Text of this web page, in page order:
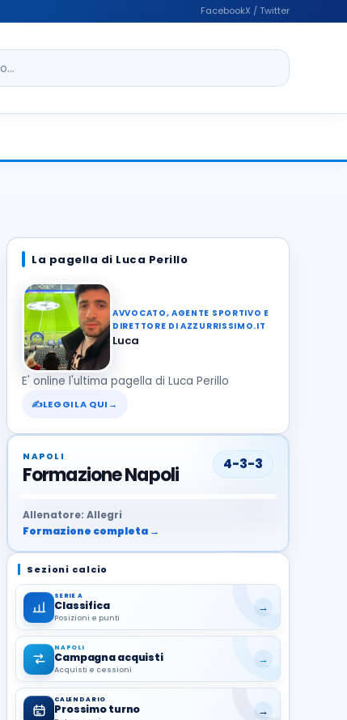
FacebookX / Twitter
La pagella di Luca Perillo
AVVOCATO, AGENTE SPORTIVO E
DIRETTORE DI AZZURRISSIMO.IT
Luca
E' online l'ultima pagella di Luca Perillo
✍LEGGILA QUI →
NAPOLI
Formazione Napoli 4-3-3
Allenatore: Allegri
Formazione completa →
Sezioni calcio
SERIE A
Classifica
Posizioni e punti
→
NAPOLI
Campagna acquisti
Acquisti e cessioni
→
CALENDARIO
Prossimo turno →